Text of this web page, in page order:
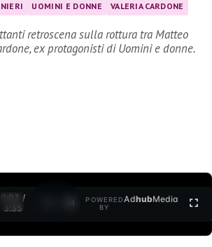
UOMINI E DONNE VALERIA CARDONE
retroscena sulla rottura tra Matteo
ex protagonisti di Uomini e donne.
0:04 /
3:35
POWERED
BY
AdhubMedia